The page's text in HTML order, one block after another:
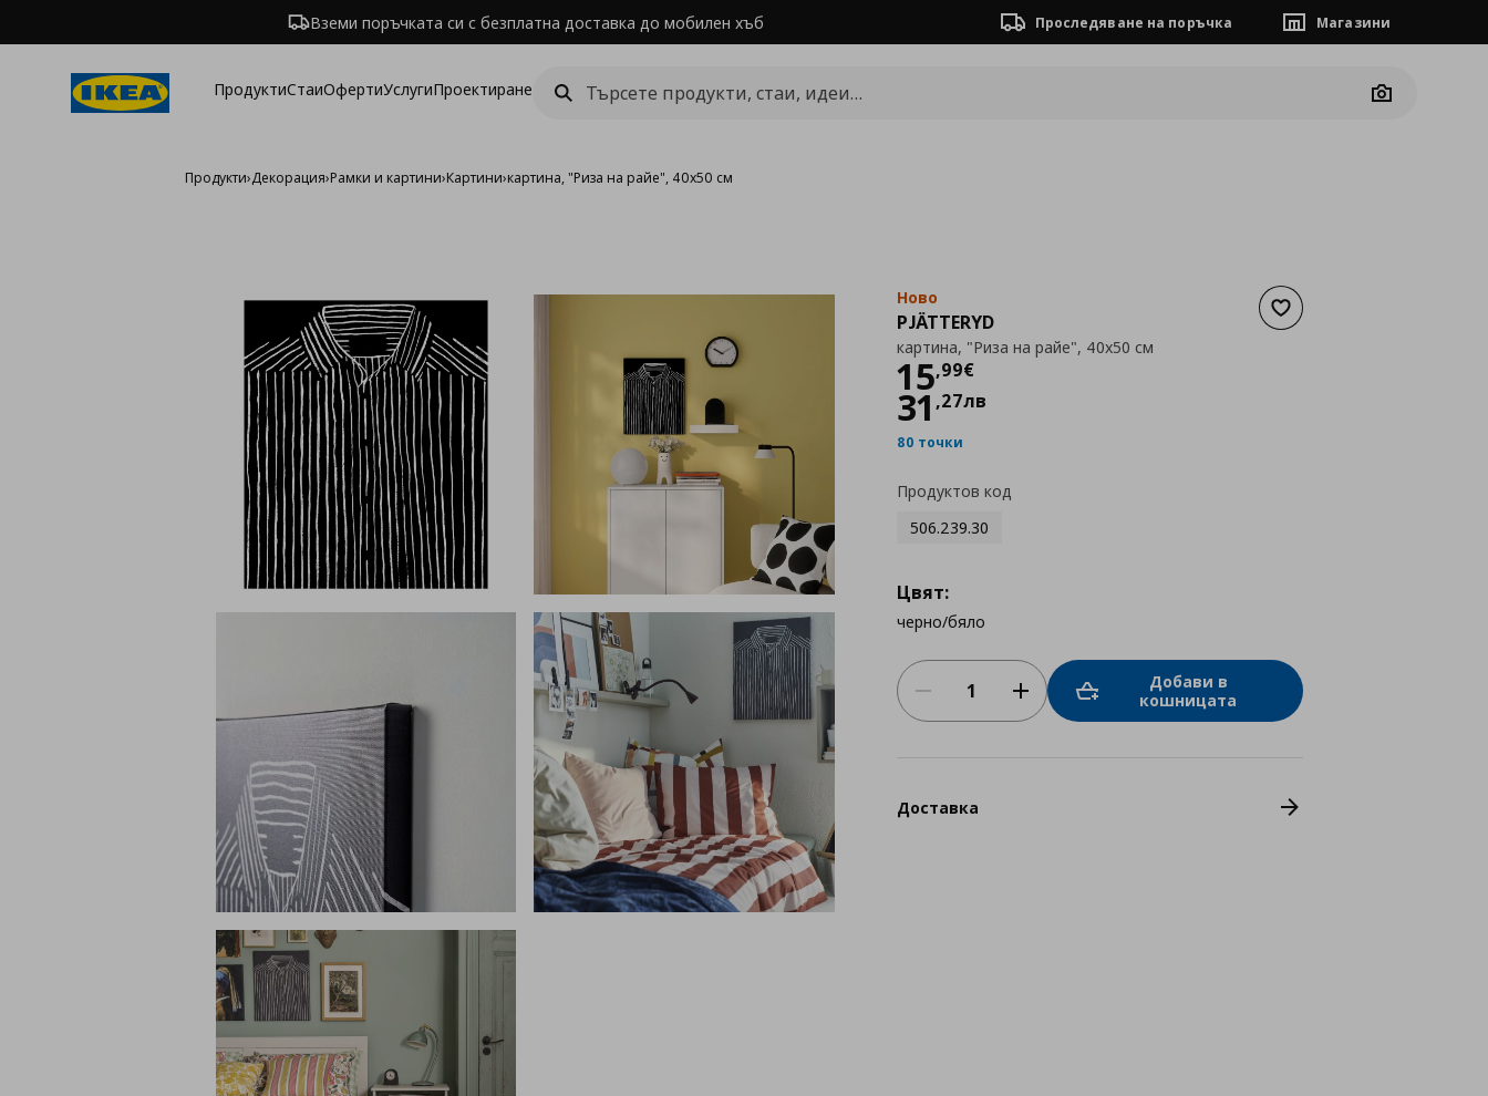
Вземи поръчката си с безплатна доставка до мобилен хъб Проследяване на поръчка Магазини
ПродуктиСтаиОфертиУслугиПроектиране
Camera
Продукти›Декорация›Рамки и картини›Картини›картина, "Риза на райе", 40x50 см
Добави към списъка с
Ново
PJÄTTERYD
картина, "Риза на райе", 40x50 см
15,99€
Цена
31 ,27лв
80 точки
Продуктов код
506.239.30
Цвят:
черно/бяло
Добави в
кошницата
Доставка